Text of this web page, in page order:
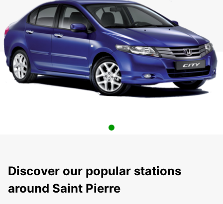
Discover our popular stations
around Saint Pierre